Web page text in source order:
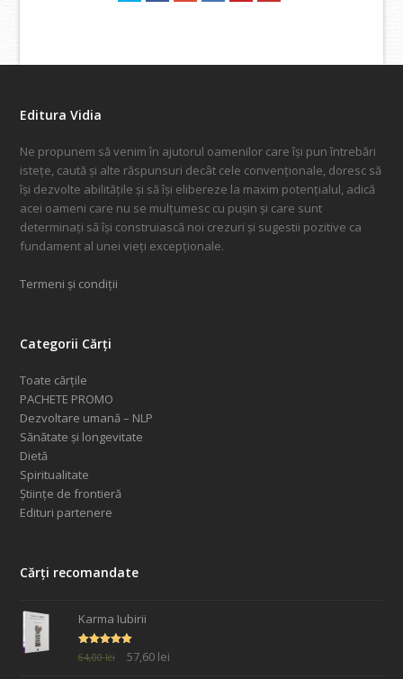
Editura Vidia
Ne propunem să venim în ajutorul oamenilor care își pun întrebări
istețe, caută și alte răspunsuri decât cele convenționale, doresc să
își dezvolte abilitățile și să își elibereze la maxim potențialul, adică
acei oameni care nu se mulțumesc cu pușin și care sunt
determinați să își construiască noi crezuri și sugestii pozitive ca
fundament al unei vieți excepționale.
Termeni și condiții
Categorii Cărți
Toate cărțile
PACHETE PROMO
Dezvoltare umană – NLP
Sănătate și longevitate
Dietă
Spiritualitate
Științe de frontieră
Edituri partenere
Cărți recomandate
Karma Iubirii
Evaluat la
5.00din 5
64,00lei
Prețul
57,60 lei